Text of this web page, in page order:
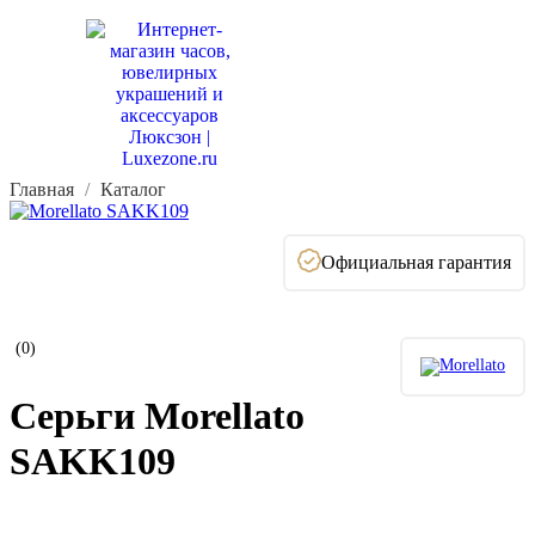
Главная Каталог
Официальная гарантия
(0)
Серьги Morellato
SAKK109